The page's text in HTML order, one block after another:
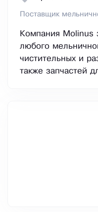
Поставщик
Компания Molinus
любого
чистительных и
также запчастей